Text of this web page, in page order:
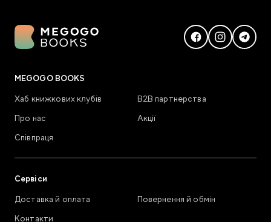
MEGOGO BOOKS
Хаб книжкових клубів
В2В партнерства
Про нас
Акції
Співпраця
Сервіси
Доставка й оплата
Повернення й обмін
Контакти